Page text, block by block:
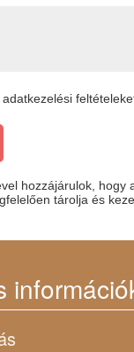
hozzájárulok, hogy
tárolja és